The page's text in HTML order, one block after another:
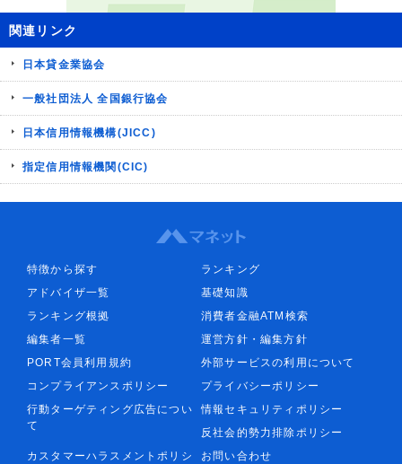
関連リンク
日本貸金業協会
一般社団法人 全国銀行協会
日本信用情報機構(JICC)
指定信用情報機関(CIC)
特徴から探す
ランキング
アドバイザ一覧
基礎知識
ランキング根拠
消費者金融ATM検索
編集者一覧
運営方針・編集方針
PORT会員利用規約
外部サービスの利用について
コンプライアンスポリシー
プライバシーポリシー
行動ターゲティング広告につい
て
情報セキュリティポリシー
反社会的勢力排除ポリシー
カスタマーハラスメントポリシ
お問い合わせ